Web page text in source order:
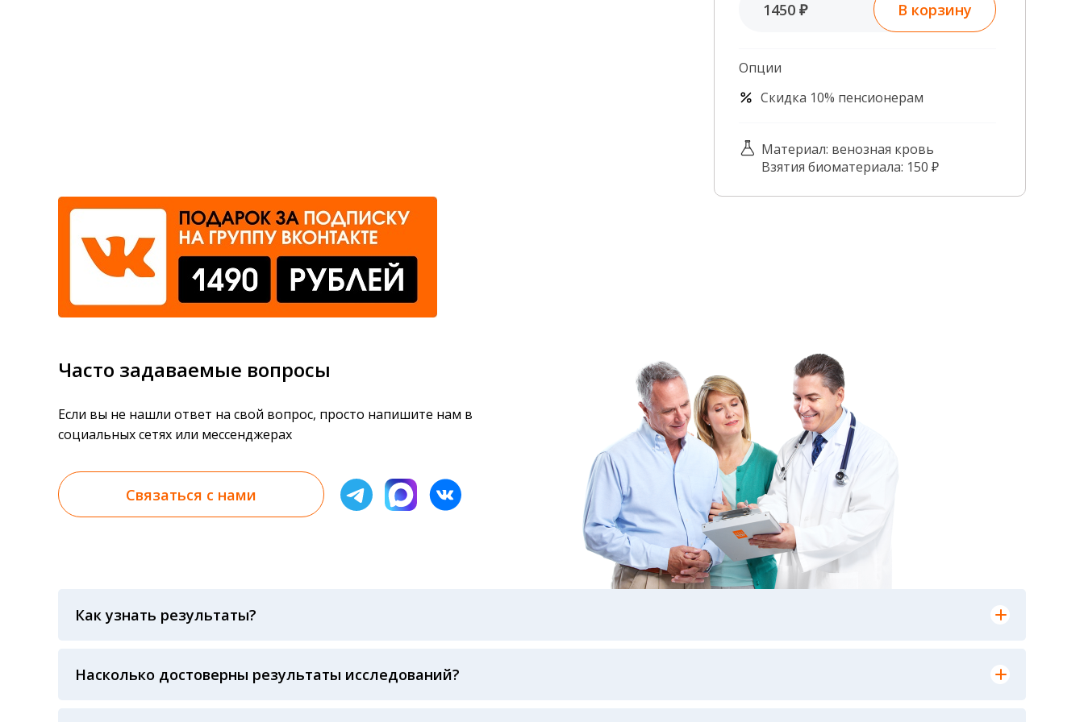
1450 ₽ В корзину
Опции
Скидка 10% пенсионерам
Материал: венозная кровь
Взятия биоматериала: 150 ₽
Часто задаваемые вопросы
Если вы не нашли ответ на свой вопрос, просто напишите нам в
социальных сетях или мессенджерах
Связаться с нами
Как узнать результаты?
анализов при предъявлении паспорта или чека об оплате
Насколько достоверны результаты исследований?
Гарантия качества лабораторных тестов обеспечивается соблюдением международных стандартов выполнения лабораторных исследований и